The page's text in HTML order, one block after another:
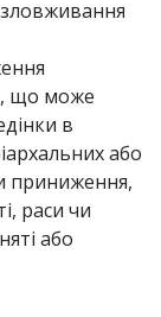
що може
в
або
приниження,
раси чи
або